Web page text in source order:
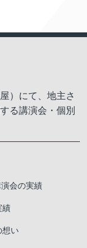
）にて、地主さ
る講演会・個別
会の実績
績
想い